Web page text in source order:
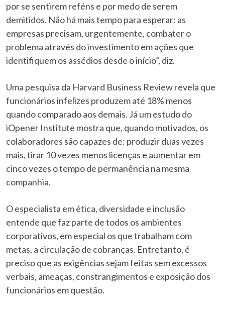
por se sentirem reféns e por medo de serem
demitidos. Não há mais tempo para esperar: as
empresas precisam, urgentemente, combater o
problema através do investimento em ações que
identifiquem os assédios desde o início”, diz.
Uma pesquisa da Harvard Business Review revela que
funcionários infelizes produzem até 18% menos
quando comparado aos demais. Já um estudo do
iOpener Institute mostra que, quando motivados, os
colaboradores são capazes de: produzir duas vezes
mais, tirar 10 vezes menos licenças e aumentar em
cinco vezes o tempo de permanência na mesma
companhia.
O especialista em ética, diversidade e inclusão
entende que faz parte de todos os ambientes
corporativos, em especial os que trabalham com
metas, a circulação de cobranças. Entretanto, é
preciso que as exigências sejam feitas sem excessos
verbais, ameaças, constrangimentos e exposição dos
funcionários em questão.